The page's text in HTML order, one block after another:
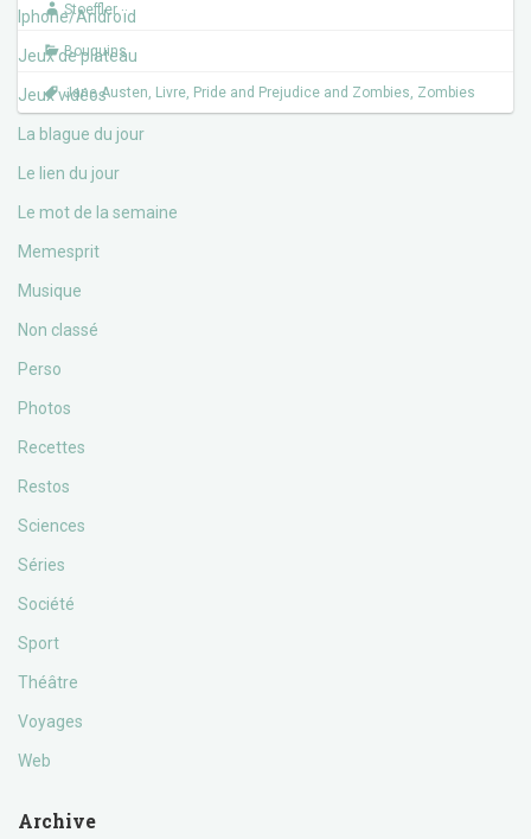
Iphone/Androïd
Jeux de plateau
Jeux vidéos
La blague du jour
Le lien du jour
Le mot de la semaine
Memesprit
Musique
Non classé
Perso
Photos
Recettes
Restos
Sciences
Séries
Société
Sport
Théâtre
Voyages
Web
Archive
o
r
Stoeffler
Bouquins
Jane Austen, Livre, Pride and Prejudice and Zombies, Zombies